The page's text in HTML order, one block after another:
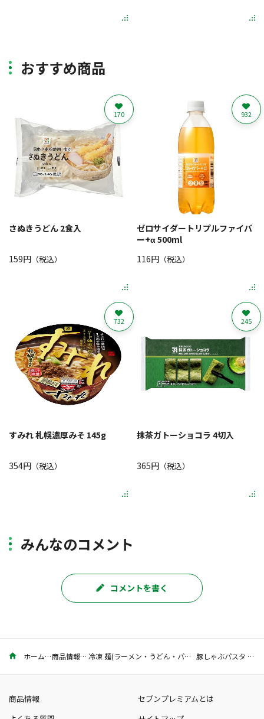
おすすめ商品
さぬきうどん 2食入
159円 （税込）
170
ゼロサイダートリプルファイバ
ー+α 500ml
116円（税込）
932
すみれ 札幌濃厚みそ 145g
354円 （税込）
732
抹茶ガトーショコラ 4切入
365円（税込）
245
みんなのコメント
コメントを書く
ホーム 商品情報 冷凍 麺(ラーメン・うどん・パスタ) 豚しゃぶパスタ 1人前
商品情報
セブンプレミアムとは